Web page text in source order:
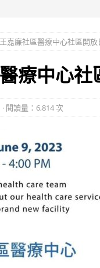
王嘉廉社區醫療中心社區開
療中心
閱讀量：6,814 次